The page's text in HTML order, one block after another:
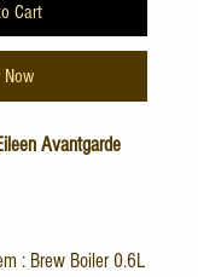
Cart
Now
Avantgarde
: Brew Boiler 0.6L